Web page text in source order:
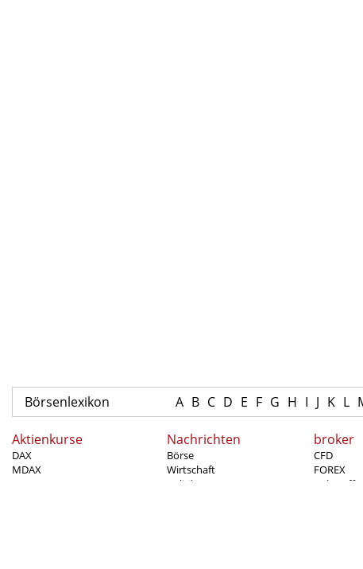
Börsenlexikon A B C D E F G H I J K L
Aktienkurse
DAX
MDAX
Nachrichten
Börse
Wirtschaft
Politik
broker
CFD
FOREX
Rohstoffe